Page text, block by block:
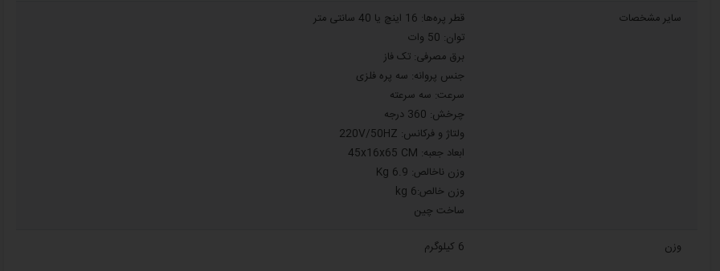
سایر مشخصات
قطر پره‌ها: 16 اینچ یا 40 سانتی متر
توان: 50 وات
برق مصرفی: تک فاز
جنس پروانه: سه پره فلزی
سرعت: سه سرعته
چرخش: 360 درجه
ولتاژ و فرکانس: 220V/50HZ
ابعاد جعبه: 45x16x65 CM
وزن ناخالص: 6.9 Kg
وزن خالص:6 kg
ساخت چین
وزن 6 کیلوگرم